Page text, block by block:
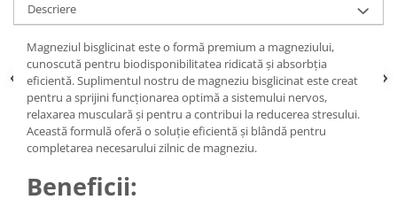
Descriere
Magneziul bisglicinat este o formă premium a magneziului,
cunoscută pentru biodisponibilitatea ridicată și absorbția
eficientă. Suplimentul nostru de magneziu bisglicinat este creat
pentru a sprijini funcționarea optimă a sistemului nervos,
relaxarea musculară și pentru a contribui la reducerea stresului.
Această formulă oferă o soluție eficientă și blândă pentru
completarea necesarului zilnic de magneziu.
Beneficii: